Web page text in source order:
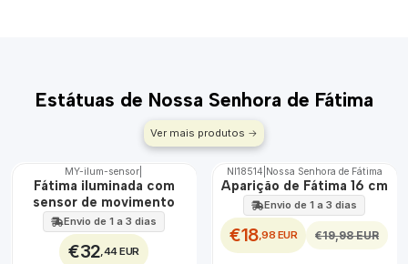
Estátuas de Nossa Senhora de Fátima
Ver mais produtos
🇵🇹
EXCLUSIVO
MY-ilum-sensor
Fátima iluminada com
sensor de movimento
Envio de 1 a 3 dias
€32 ,44 EUR
DESCONTO
NI18514 Nossa Senhora de Fátima
Aparição de Fátima 16 cm
Envio de 1 a 3 dias
€18,98 EUR €19,98 EUR